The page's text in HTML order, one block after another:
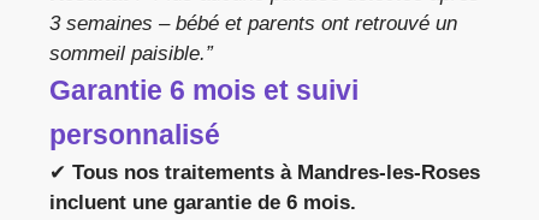
3 semaines – bébé et parents ont retrouvé un
sommeil paisible.”
Garantie 6 mois et suivi
personnalisé
✔ Tous nos traitements à Mandres-les-Roses
incluent une garantie de 6 mois.